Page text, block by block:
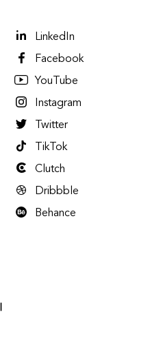
LinkedIn
Facebook
YouTube
Instagram
Twitter
TikTok
Clutch
Dribbble
Behance